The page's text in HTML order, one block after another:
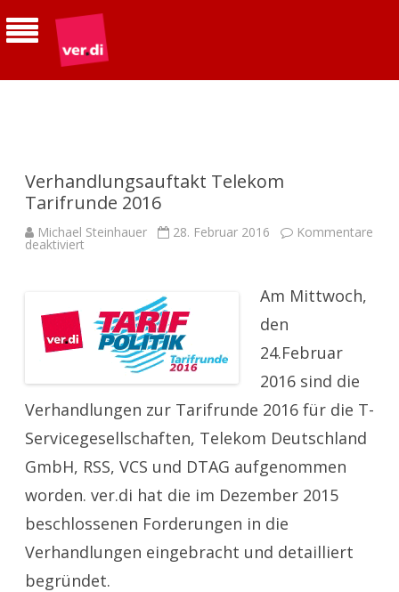
Verhandlungsauftakt Telekom
Tarifrunde 2016
Michael Steinhauer 28. Februar 2016 Kommentare
deaktiviert
Am Mittwoch,
den
24.Februar
2016 sind die
Verhandlungen zur Tarifrunde 2016 für die T-
Servicegesellschaften, Telekom Deutschland
GmbH, RSS, VCS und DTAG aufgenommen
worden. ver.di hat die im Dezember 2015
beschlossenen Forderungen in die
Verhandlungen eingebracht und detailliert
begründet.